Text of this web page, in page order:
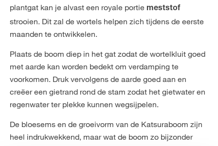
plantgat kan je alvast een royale portie meststof
strooien. Dit zal de wortels helpen zich tijdens de eerste
maanden te ontwikkelen.
Plaats de boom diep in het gat zodat de wortelkluit goed
met aarde kan worden bedekt om verdamping te
voorkomen. Druk vervolgens de aarde goed aan en
creëer een gietrand rond de stam zodat het gietwater en
regenwater ter plekke kunnen wegsijpelen.
De bloesems en de groeivorm van de Katsuraboom zijn
heel indrukwekkend, maar wat de boom zo bijzonder